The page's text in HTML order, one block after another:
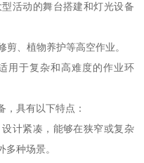
活动的舞台搭建和灯光设备
、植物养护等高空作业。
用于复杂和高难度的作业环
，具有以下特点：
计紧凑，能够在狭窄或复杂
种场景。